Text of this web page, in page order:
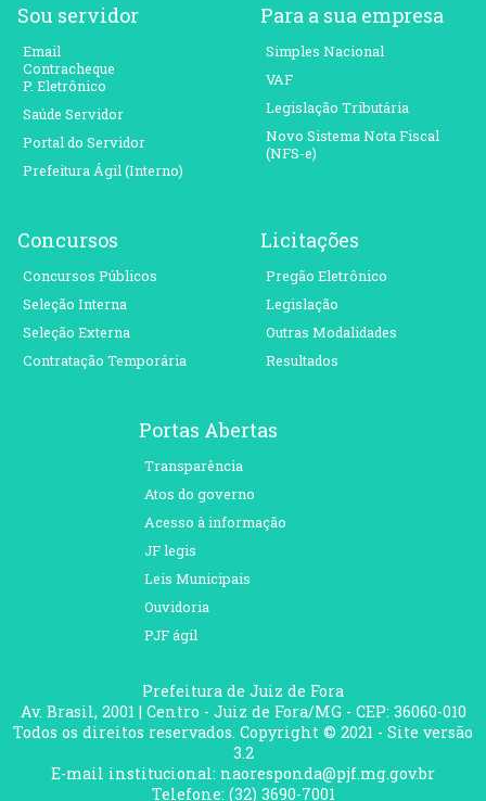
Sou servidor
Email
Contracheque
P. Eletrônico
Saúde Servidor
Portal do Servidor
Prefeitura Ágil (Interno)
Para a sua empresa
Simples Nacional
VAF
Legislação Tributária
Novo Sistema Nota Fiscal
(NFS-e)
Concursos
Concursos Públicos
Seleção Interna
Seleção Externa
Contratação Temporária
Licitações
Pregão Eletrônico
Legislação
Outras Modalidades
Resultados
Portas Abertas
Transparência
Atos do governo
Acesso à informação
JF legis
Leis Municipais
Ouvidoria
PJF ágil
Prefeitura de Juiz de Fora
Av. Brasil, 2001 | Centro - Juiz de Fora/MG - CEP: 36060-010
Todos os direitos reservados. Copyright © 2021 - Site versão
3.2
E-mail institucional: naoresponda@pjf.mg.gov.br
Telefone: (32) 3690-7001